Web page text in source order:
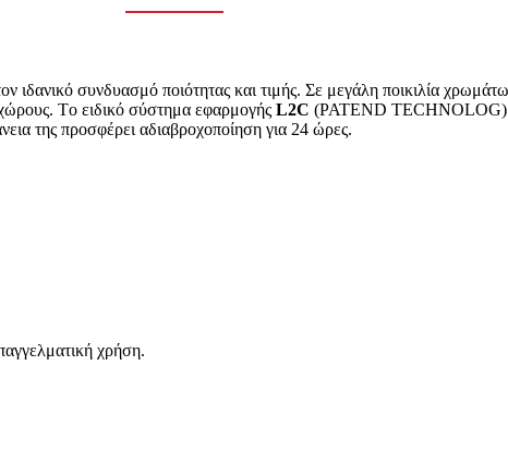
ιδανικό συνδυασμό ποιότητας και τιμής. Σε μεγάλη ποικιλία
Tο ειδικό σύστημα εφαρμογής L2C (PATEND TECHNOLOG)
της προσφέρει αδιαβροχοποίηση για 24 ώρες.
χρήση.